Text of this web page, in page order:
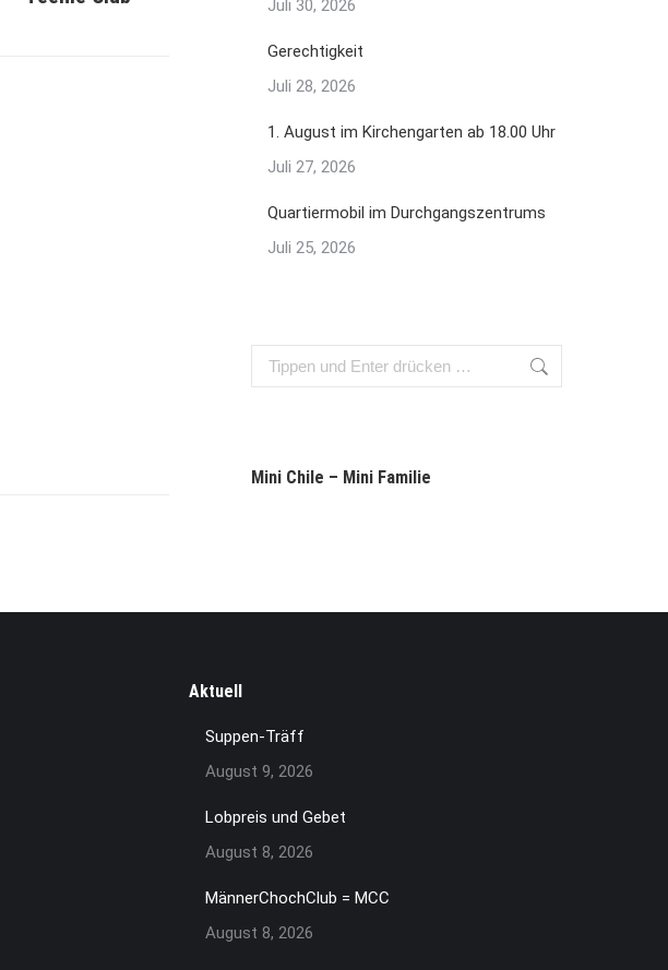
Juli 30, 2026
Gerechtigkeit
Juli 28, 2026
1. August im Kirchengarten ab 18.00 Uhr
Juli 27, 2026
Quartiermobil im Durchgangszentrums
Juli 25, 2026
Search:
Mini Chile – Mini Familie
Aktuell
Suppen-Träff
August 9, 2026
Lobpreis und Gebet
August 8, 2026
MännerChochClub = MCC
August 8, 2026